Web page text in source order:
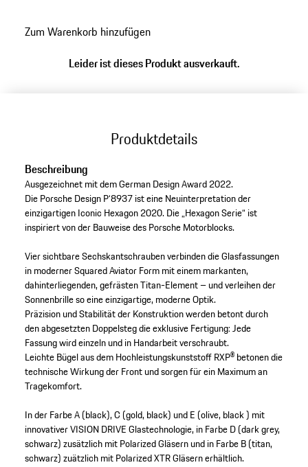
Zum Warenkorb hinzufügen
Leider ist dieses Produkt ausverkauft.
Produktdetails
Beschreibung
Ausgezeichnet mit dem German Design Award 2022.
Die Porsche Design P‘8937 ist eine Neuinterpretation der
einzigartigen Iconic Hexagon 2020. Die „Hexagon Serie“ ist
inspiriert von der Bauweise des Porsche Motorblocks.
Vier sichtbare Sechskantschrauben verbinden die Glasfassungen
in moderner Squared Aviator Form mit einem markanten,
dahinterliegenden, gefrästen Titan-Element – und verleihen der
Sonnenbrille so eine einzigartige, moderne Optik.
Präzision und Stabilität der Konstruktion werden betont durch
den abgesetzten Doppelsteg die exklusive Fertigung: Jede
Fassung wird einzeln und in Handarbeit verschraubt.
Leichte Bügel aus dem Hochleistungskunststoff RXP® betonen die
technische Wirkung der Front und sorgen für ein Maximum an
Tragekomfort.
In der Farbe A (black), C (gold, black) und E (olive, black ) mit
innovativer VISION DRIVE Glastechnologie, in Farbe D (dark grey,
schwarz) zusätzlich mit Polarized Gläsern und in Farbe B (titan,
schwarz) zuätzlich mit Polarized XTR Gläsern erhältlich.